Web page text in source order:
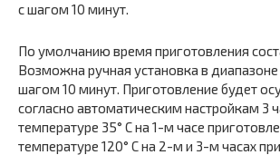
с шагом 10 минут.
По умолчанию время приготовления
Возможна ручная установка в диапазоне
шагом 10 минут. Приготовление будет
согласно автоматическим настройкам 3
температуре 35° С на 1-м часе
температуре 120° С на 2-м и 3-м часах